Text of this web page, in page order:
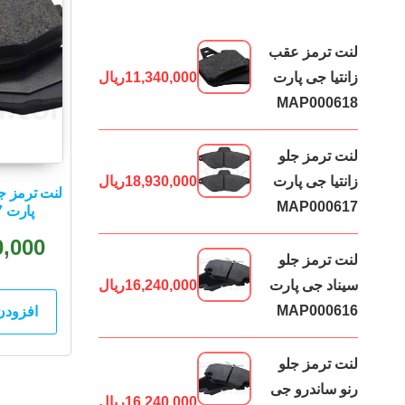
لنت ترمز
پارت MAP000547
لنت ترمز عقب
زانتیا جی پارت
MAP000618
11,340,000ریال
لنت ترمز جلو
زانتیا جی پارت
MAP000617
18,930,000ریال
لنت ترمز جلو
سیناد جی پارت
MAP000616
16,240,000ریال
لنت ترمز جلو
رنو ساندرو جی
16,240,000ریال